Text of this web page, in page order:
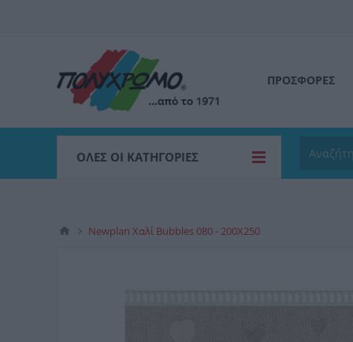
ΠΡΟΣΦΟΡΕΣ
ΌΛΕΣ ΟΙ ΚΑΤΗΓΟΡΊΕΣ
Newplan Χαλί Bubbles 080 - 200X250